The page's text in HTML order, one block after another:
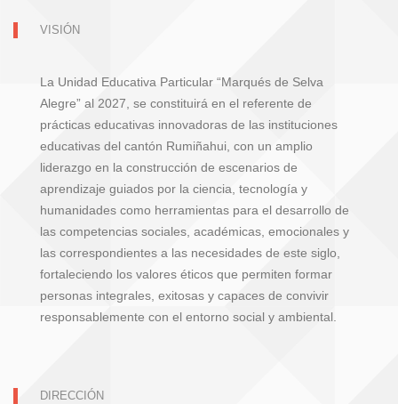
VISIÓN
La Unidad Educativa Particular “Marqués de Selva
Alegre” al 2027, se constituirá en el referente de
prácticas educativas innovadoras de las instituciones
educativas del cantón Rumiñahui, con un amplio
liderazgo en la construcción de escenarios de
aprendizaje guiados por la ciencia, tecnología y
humanidades como herramientas para el desarrollo de
las competencias sociales, académicas, emocionales y
las correspondientes a las necesidades de este siglo,
fortaleciendo los valores éticos que permiten formar
personas integrales, exitosas y capaces de convivir
responsablemente con el entorno social y ambiental.
DIRECCIÓN